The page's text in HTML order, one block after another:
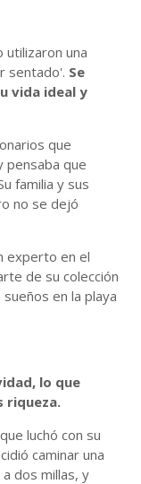
utilizaron una
sentado'. Se
vida ideal y
que
pensaba que
familia y sus
no se dejó
experto en el
de su colección
en la playa
lo que
riqueza.
luchó con su
caminar una
dos millas, y